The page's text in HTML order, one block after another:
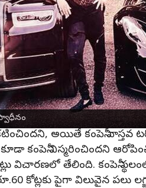
కోట్లాది బినామీ
ఆర్థిక
అయితే కంపెనీ వాస్తవ
కంపెనీ విస్మరించిందని
విచారణలో తేలింది. కంపెనీ
కోట్లకు పైగా విలువైన పలు